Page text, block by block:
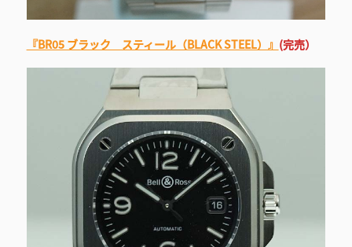
『BR05 ブラック スティール（BLACK STEEL）』 (完売）